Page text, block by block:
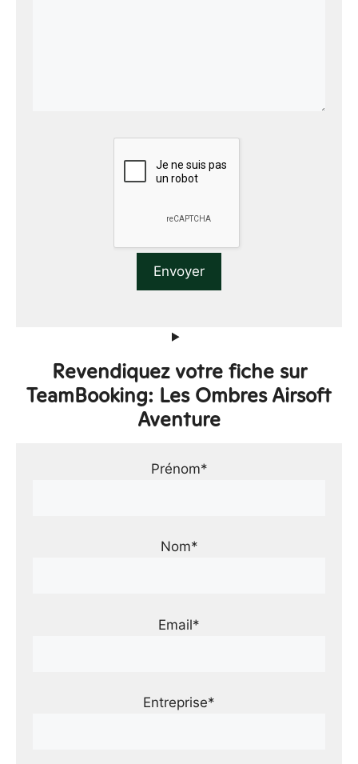
Revendiquez votre fiche sur
TeamBooking: Les Ombres Airsoft
Aventure
Prénom*
Nom*
Email*
Entreprise*